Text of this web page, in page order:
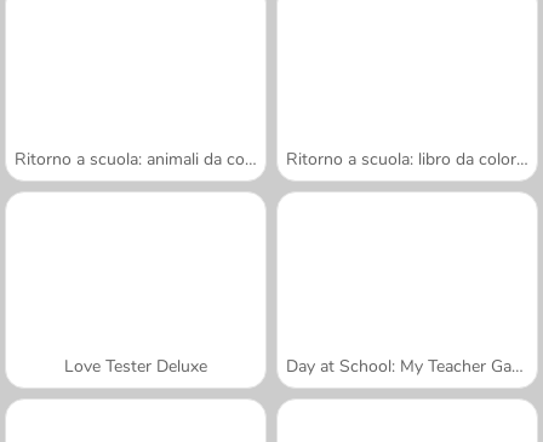
Ritorno a scuola: animali da colorare Ritorno a scuola: libro da colorare
Love Tester Deluxe Day at School: My Teacher Games